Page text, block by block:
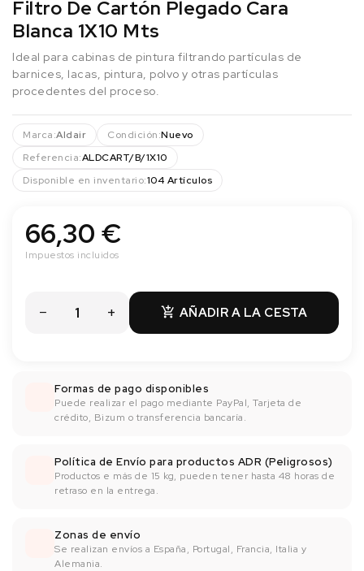
Filtro De Cartón Plegado Cara
Blanca 1X10 Mts
Ideal para cabinas de pintura filtrando partículas de
barnices, lacas, pintura, polvo y otras partículas
procedentes del proceso.
Marca:Aldair Condición:Nuevo
Referencia:ALDCART/B/1X10
Disponible en inventario:104 Artículos
66,30 €
Impuestos incluidos
 AÑADIR A LA CESTA
Formas de pago disponibles
Puede realizar el pago mediante PayPal, Tarjeta de
crédito, Bizum o transferencia bancaría.
Política de Envío para productos ADR (Peligrosos)
Productos e más de 15 kg, pueden tener hasta 48 horas de
retraso en la entrega.
Zonas de envío
Se realizan envíos a España, Portugal, Francia, Italia y
Alemania.